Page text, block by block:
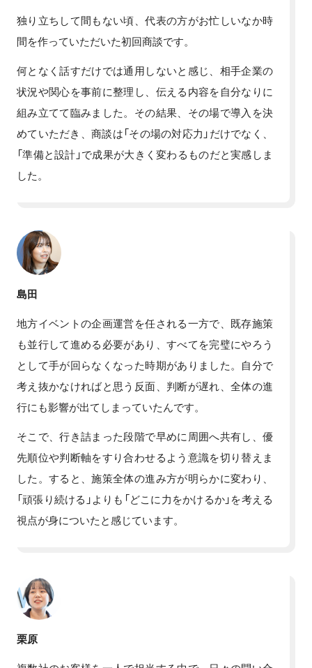
独り立ちして間もない頃、代表の方がお忙しいなか時
間を作っていただいた初回商談です。
何となく話すだけでは通用しないと感じ、相手企業の
状況や関心を事前に整理し、伝える内容を自分なりに
組み立てて臨みました。その結果、その場で導入を決
めていただき、商談は「その場の対応力」だけでなく、
「準備と設計」で成果が大きく変わるものだと実感しま
した。
島田
地方イベントの企画運営を任される一方で、既存施策
も並行して進める必要があり、すべてを完璧にやろう
として手が回らなくなった時期がありました。自分で
考え抜かなければと思う反面、判断が遅れ、全体の進
行にも影響が出てしまっていたんです。
そこで、行き詰まった段階で早めに周囲へ共有し、優
先順位や判断軸をすり合わせるよう意識を切り替えま
した。すると、施策全体の進み方が明らかに変わり、
「頑張り続ける」よりも「どこに力をかけるか」を考える
視点が身についたと感じています。
栗原